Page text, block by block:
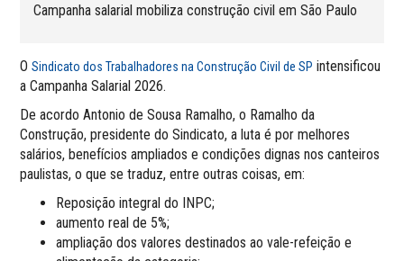
Campanha salarial mobiliza construção civil em São Paulo
OSindicato dos Trabalhadores na Construção Civil de SP intensificou
a Campanha Salarial 2026.
De acordo Antonio de Sousa Ramalho, o Ramalho da
Construção, presidente do Sindicato, a luta é por melhores
salários, benefícios ampliados e condições dignas nos canteiros
paulistas, o que se traduz, entre outras coisas, em:
Reposição integral do INPC;
aumento real de 5%;
ampliação dos valores destinados ao vale-refeição e